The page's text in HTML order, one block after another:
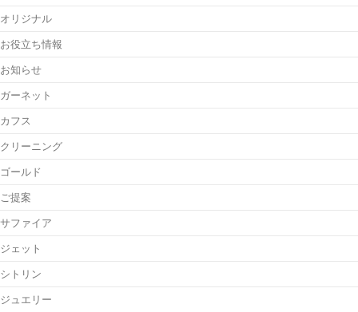
オリジナル
お役立ち情報
お知らせ
ガーネット
カフス
クリーニング
ゴールド
ご提案
サファイア
ジェット
シトリン
ジュエリー